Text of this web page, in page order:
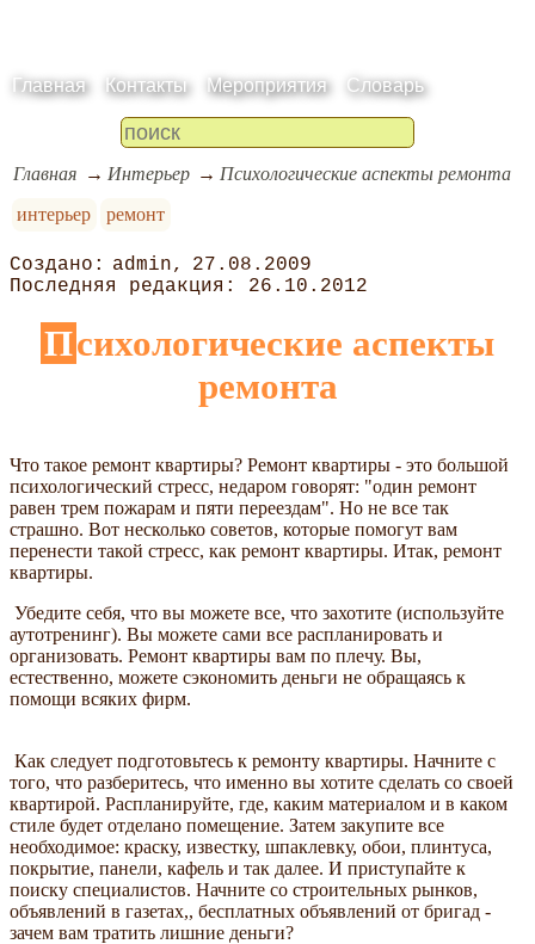
Главная Контакты Мероприятия Словарь
Главная Интерьер
Психологические аспекты ремонта
интерьер
ремонт
admin
27.08.2009
26.10.2012
Психологические аспекты
ремонта
Что такое ремонт квартиры? Ремонт квартиры - это большой
психологический стресс, недаром говорят: "один ремонт
равен трем пожарам и пяти переездам". Но не все так
страшно. Вот несколько советов, которые помогут вам
перенести такой стресс, как ремонт квартиры. Итак, ремонт
квартиры.
Убедите себя, что вы можете все, что захотите (используйте
аутотренинг). Вы можете сами все распланировать и
организовать. Ремонт квартиры вам по плечу. Вы,
естественно, можете сэкономить деньги не обращаясь к
помощи всяких фирм.
Как следует подготовьтесь к ремонту квартиры. Начните с
того, что разберитесь, что именно вы хотите сделать со своей
квартирой. Распланируйте, где, каким материалом и в каком
стиле будет отделано помещение. Затем закупите все
необходимое: краску, известку, шпаклевку, обои, плинтуса,
покрытие, панели, кафель и так далее. И приступайте к
поиску специалистов. Начните со строительных рынков,
объявлений в газетах,, бесплатных объявлений от бригад -
зачем вам тратить лишние деньги?